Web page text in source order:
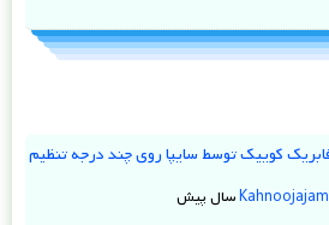
کوییک توسط سایپا روی چند درجه تنظیم